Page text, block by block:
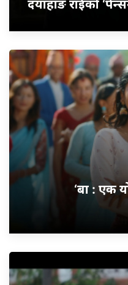
दयाहाङ राईको
‘बा : एक